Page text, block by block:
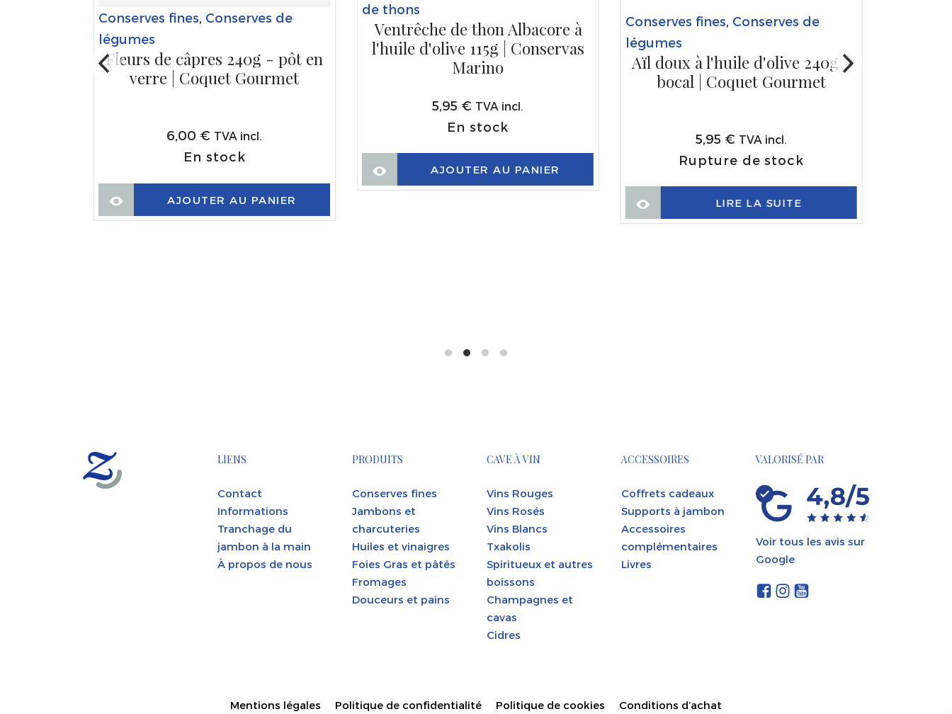
Conserves fines, Conserves de
légumes
Fleurs de câpres 240g - pôt en
verre | Coquet Gourmet
6,00 € TVA incl.
En stock
AJOUTER AU PANIER
de thons
Ventrêche de thon Albacore à
l'huile d'olive 115g | Conservas
Marino
5,95 € TVA incl.
En stock
AJOUTER AU PANIER
Conserves fines Conserves de
légumes
Aïl doux à l'huile d'olive 240g -
bocal | Coquet Gourmet
5,95 € TVA incl.
Rupture de stock
LIRE LA SUITE
LIENS
Contact
Informations
Tranchage du
jambon à la main
À propos de nous
PRODUITS
Conserves fines
Jambons et
charcuteries
Huiles et vinaigres
Foies Gras et pâtés
Fromages
Douceurs et pains
CAVE À VIN
Vins Rouges
Vins Rosés
Vins Blancs
Txakolis
Spiritueux et autres
boissons
Champagnes et
cavas
Cidres
ACCESSOIRES
Coffrets cadeaux
Supports à jambon
Accessoires
complémentaires
Livres
VALORISÉ PAR
Voir tous les avis sur
Google
Mentions légales Politique de confidentialité Politique de cookies Conditions d’achat